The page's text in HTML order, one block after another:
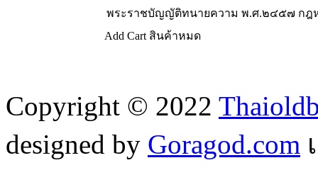
พระราชบัญญัติทนายความ พ.ศ.๒๔๕๗ กฎ
Add Cart สินค้าหมด
Copyright © 2022
designed by Goragod.com